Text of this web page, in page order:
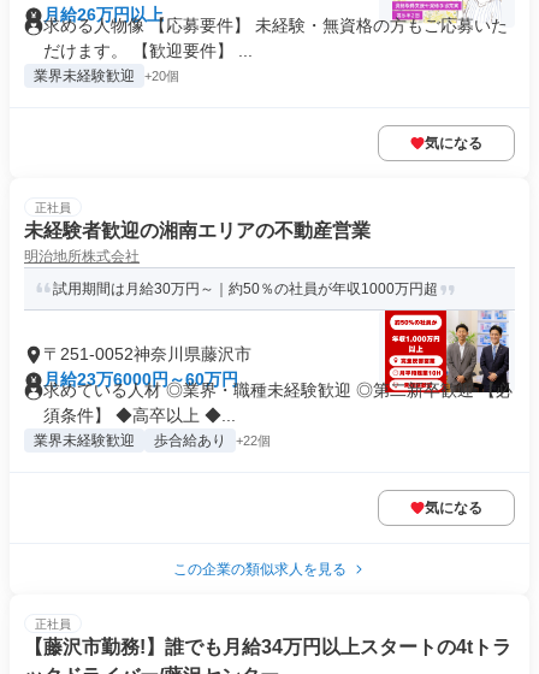
月給26万円以上
求める人物像 【応募要件】 未経験・無資格の方もご応募いた
だけます。 【歓迎要件】 ...
業界未経験歓迎 +20個
気になる
正社員
未経験者歓迎の湘南エリアの不動産営業
明治地所株式会社
試用期間は月給30万円～｜約50％の社員が年収1000万円超
〒251-0052神奈川県藤沢市
月給23万6000円～60万円
求めている人材 ◎業界・職種未経験歓迎 ◎第二新卒歓迎 【必
須条件】 ◆高卒以上 ◆...
業界未経験歓迎 歩合給あり +22個
気になる
この企業の類似求人を見る
正社員
【藤沢市勤務!】誰でも月給34万円以上スタートの4tトラ